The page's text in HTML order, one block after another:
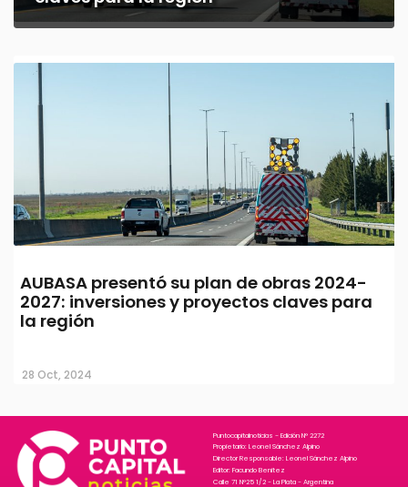
AUBASA presentó su plan de obras 2024-
2027: inversiones y proyectos claves para
la región
28 Oct, 2024
Puntocapitalnoticias - Edición N° 2272
Propietario: Leonel Sánchez Alpino
Director Responsable: Leonel Sánchez Alpino
Editor: Facundo Benitez
Calle 71 N°25 1/2 - La Plata - Argentina